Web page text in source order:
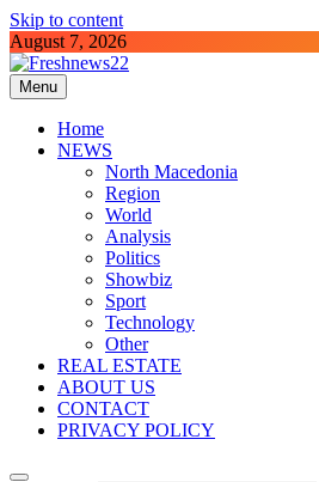
Skip to content
August 7, 2026
Freshnews22
Best News Website in North Macedonia
Menu
Home
NEWS
North Macedonia
Region
World
Analysis
Politics
Showbiz
Sport
Technology
Other
REAL ESTATE
ABOUT US
CONTACT
PRIVACY POLICY